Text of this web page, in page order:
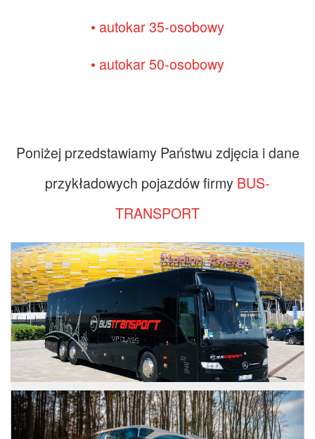
• autokar 35-osobowy
• autokar 50-osobowy
Poniżej przedstawiamy Państwu zdjęcia i dane
przykładowych pojazdów firmy BUS-
TRANSPORT
Zdjęcia
Mercedes Tourismo
Zdjęcia